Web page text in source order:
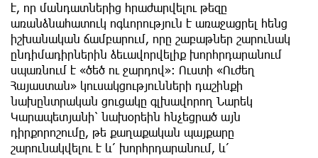
է, որ մանդատներից հրաժարվելու թեզը
առանձնահատուկ ոգևորություն է առաջացրել հենց
իշխանական ճամբարում, որը շաբաթներ շարունակ
ընդիմադիրներին ձեւավորվելիք խորհրդարանում
սպառնում է «ծեծ ու ջարդով»։ Ուստի «Ուժեղ
Հայաստան» կուսակցությունների դաշինքի
նախընտրական ցուցակը գլխավորող Նարեկ
Կարապետյանի՝ նախօրեին հնչեցրած այն
դիրքորոշումը, թե քաղաքական պայքարը
շարունակվելու է և՛ խորհրդարանում, և՛